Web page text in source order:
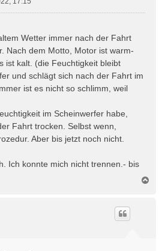
Wetter immer nach der Fahrt
Nach dem Motto, Motor ist warm-
ist kalt. (die Feuchtigkeit bleibt
und schlägt sich nach der Fahrt im
ist es nicht so schlimm, weil
im Scheinwerfer habe,
Fahrt trocken. Selbst wenn,
Aber bis jetzt noch nicht.
Ich konnte mich nicht trennen.- bis